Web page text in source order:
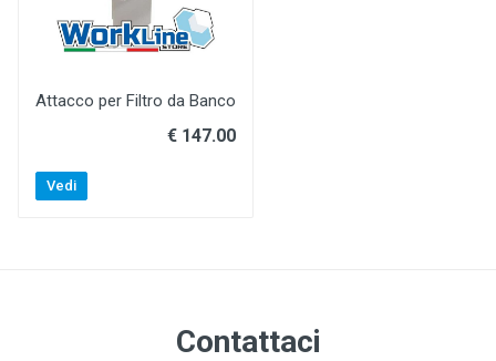
Attacco per Filtro da Banco
€ 147.00
Vedi
Contattaci